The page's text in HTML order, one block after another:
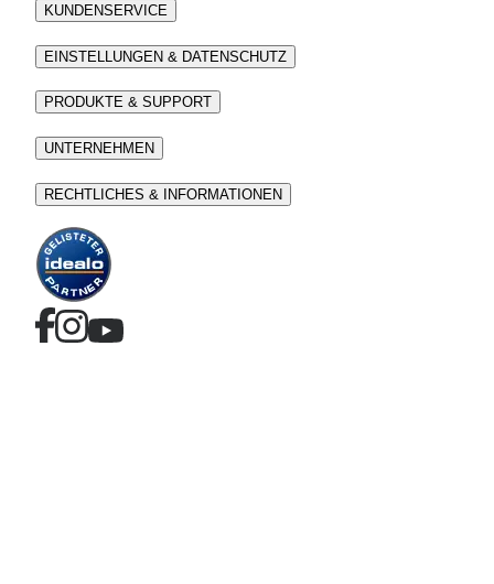
KUNDENSERVICE
EINSTELLUNGEN & DATENSCHUTZ
PRODUKTE & SUPPORT
UNTERNEHMEN
RECHTLICHES & INFORMATIONEN